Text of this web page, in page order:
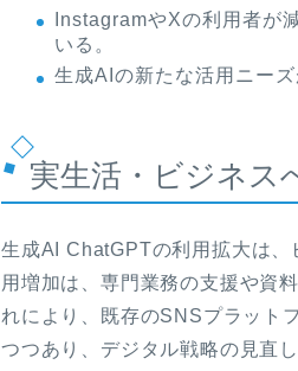
InstagramやXの利用者が
いる。
生成AIの新たな活用ニー
実生活・ビジネス
生成AI ChatGPTの利用拡大は
用増加は、専門業務の支援や資
れにより、既存のSNSプラット
つつあり、デジタル戦略の見直